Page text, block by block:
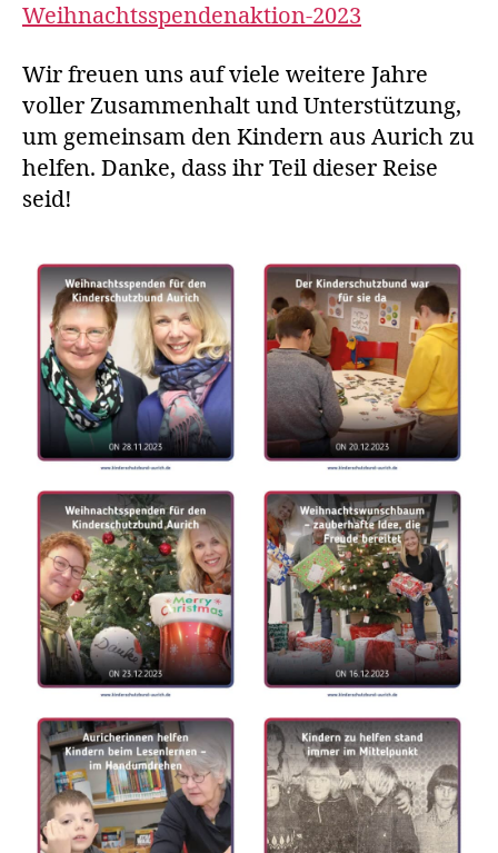
Weihnachtsspendenaktion-2023
Wir freuen uns auf viele weitere Jahre
voller Zusammenhalt und Unterstützung,
um gemeinsam den Kindern aus Aurich zu
helfen. Danke, dass ihr Teil dieser Reise
seid!